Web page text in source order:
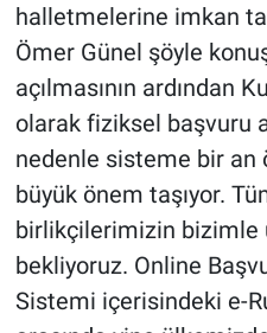
halletmelerine imkan
Ömer Günel şöyle
açılmasının ardından
olarak fiziksel başvuru
nedenle sisteme bir an
büyük önem taşıyor.
birlikçilerimizin bizimle
bekliyoruz. Online
Sistemi içerisindeki e-